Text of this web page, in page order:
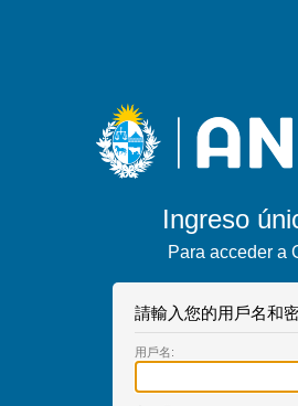
Ingreso
Para acceder a
請輸入您的用戶名和
用戶名: